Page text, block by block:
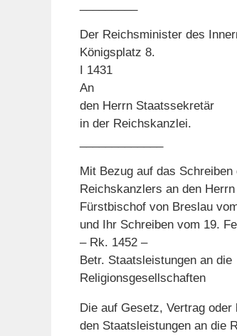
Der Reichsminister
Königsplatz 8.
I 1431
An
den Herrn Staatssekretär
in der Reichskanzlei.
Mit Bezug auf das Schreiben
Reichskanzlers an den
Fürstbischof von Breslau
und Ihr Schreiben vom 19.
– Rk. 1452 –
Betr. Staatsleistungen an die
Religionsgesellschaften
Die auf Gesetz, Vertrag
den Staatsleistungen an die